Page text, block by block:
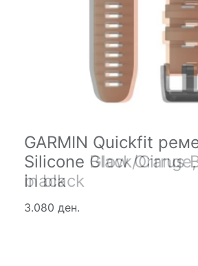
GARMIN Quickfit
Silicone Black/Cirrus
in black
3.080 ден.
GARMIN Quickfit
Silicone Glow
black
3.080 ден.